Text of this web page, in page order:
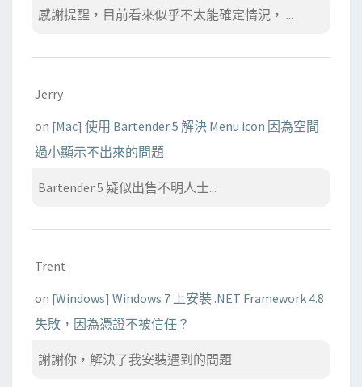
感謝提醒，目前看來似乎不太能確定情況， ...
Jerry
on [Mac] 使用 Bartender 5 解決 Menu icon 因為空間
過小顯示不出來的問題
Bartender 5 疑似出售不明人士...
Trent
on [Windows] Windows 7 上安裝 .NET Framework 4.8
失敗，因為憑證不被信任？
謝謝你，解決了我安裝遇到的問題